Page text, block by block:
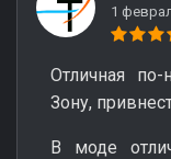
1
Отличная по-
Зону,
В моде